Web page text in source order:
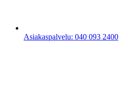
Asiakaspalvelu: 040 093 2400